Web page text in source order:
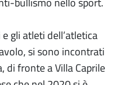
gli atleti dell’atletica
si sono incontrati
di fronte a Villa Caprile